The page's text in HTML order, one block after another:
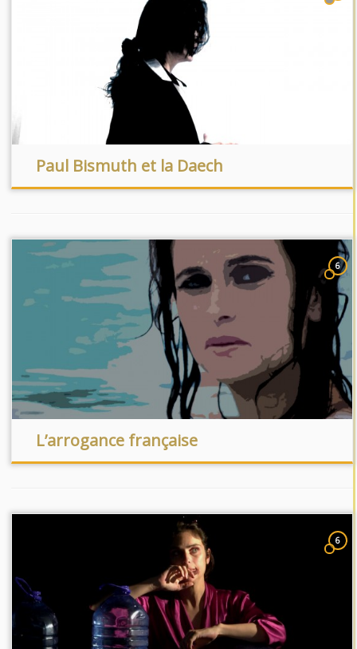
Paul Bismuth et la Daech
6
L’arrogance française
6